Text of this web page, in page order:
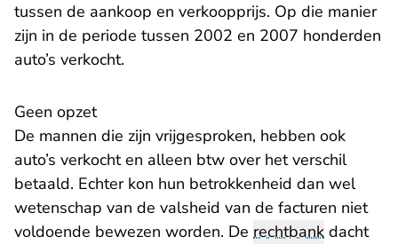
tussen de aankoop en verkoopprijs. Op die manier
zijn in de periode tussen 2002 en 2007 honderden
auto’s verkocht.
Geen opzet
De mannen die zijn vrijgesproken, hebben ook
auto’s verkocht en alleen btw over het verschil
betaald. Echter kon hun betrokkenheid dan wel
wetenschap van de valsheid van de facturen niet
voldoende bewezen worden. De rechtbank dacht